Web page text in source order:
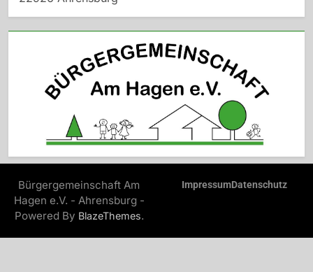
Bürgergemeinschaft Am
Hagen e.V. - Ahrensburg -
Powered By BlazeThemes.
ImpressumDatenschutz